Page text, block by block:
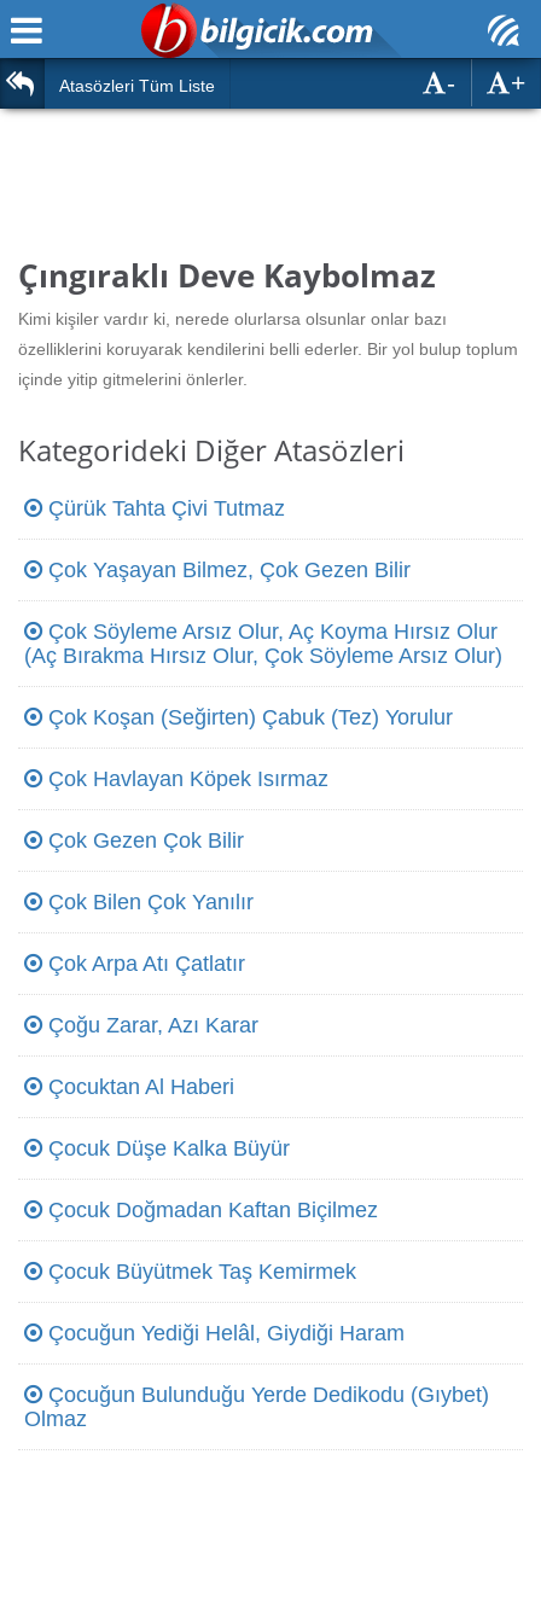
Ana Sayfa
Türk Tarihi & Kültürü
Edebiyat
Eğitim
Diğer
Duvar Yazıları
Eğitim Haberleri
Atasözleri Tüm Liste +
-
Çıngıraklı Deve Kaybolmaz
Kimi kişiler vardır ki, nerede olurlarsa olsunlar onlar bazı
özelliklerini koruyarak kendilerini belli ederler. Bir yol bulup toplum
içinde yitip gitmelerini önlerler.
Kategorideki Diğer Atasözleri
Çürük Tahta Çivi Tutmaz
Çok Yaşayan Bilmez, Çok Gezen Bilir
Çok Söyleme Arsız Olur, Aç Koyma Hırsız Olur
(Aç Bırakma Hırsız Olur, Çok Söyleme Arsız Olur)
Çok Koşan (Seğirten) Çabuk (Tez) Yorulur
Çok Havlayan Köpek Isırmaz
Çok Gezen Çok Bilir
Çok Bilen Çok Yanılır
Çok Arpa Atı Çatlatır
Çoğu Zarar, Azı Karar
Çocuktan Al Haberi
Çocuk Düşe Kalka Büyür
Çocuk Doğmadan Kaftan Biçilmez
Çocuk Büyütmek Taş Kemirmek
Çocuğun Yediği Helâl, Giydiği Haram
Çocuğun Bulunduğu Yerde Dedikodu (Gıybet)
Olmaz